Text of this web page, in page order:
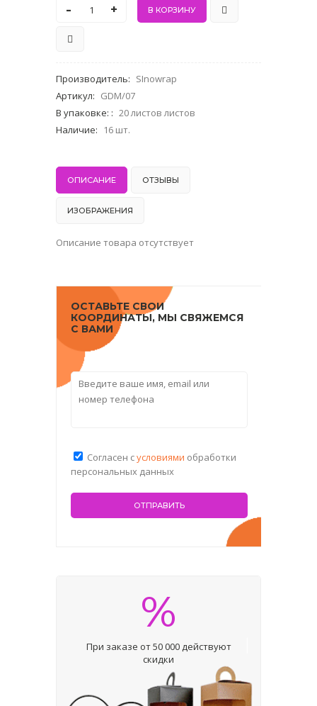
- +
Производитель: SInowrap
Артикул: GDM/07
В упаковке: : 20 листов листов
Наличие: 16 шт.
ОПИСАНИЕ ОТЗЫВЫ
ИЗОБРАЖЕНИЯ
Описание товара отсутствует
ОСТАВЬТЕ СВОИ
КООРДИНАТЫ, МЫ СВЯЖЕМСЯ
С ВАМИ
Согласен сусловиями обработки
персональных данных
%
При заказе от 50 000 действуют
скидки